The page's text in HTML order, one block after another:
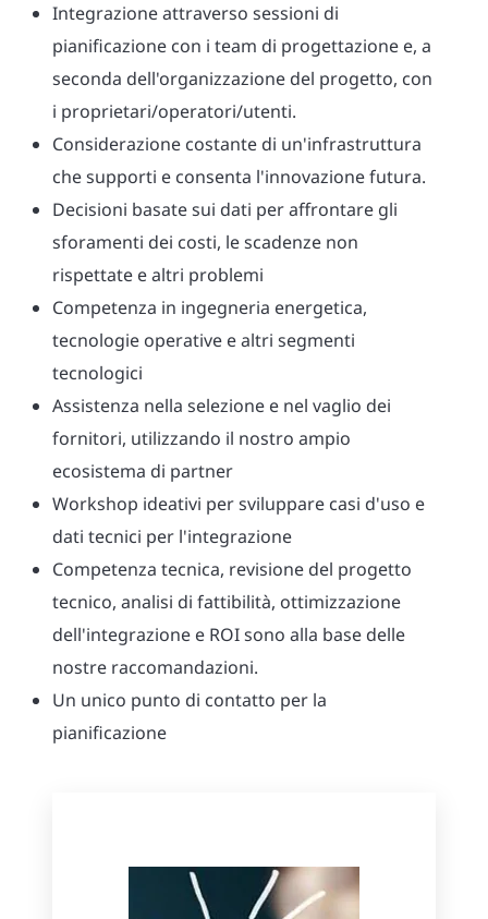
Integrazione attraverso sessioni di
pianificazione con i team di progettazione e, a
seconda dell'organizzazione del progetto, con
i proprietari/operatori/utenti.
Considerazione costante di un'infrastruttura
che supporti e consenta l'innovazione futura.
Decisioni basate sui dati per affrontare gli
sforamenti dei costi, le scadenze non
rispettate e altri problemi
Competenza in ingegneria energetica,
tecnologie operative e altri segmenti
tecnologici
Assistenza nella selezione e nel vaglio dei
fornitori, utilizzando il nostro ampio
ecosistema di partner
Workshop ideativi per sviluppare casi d'uso e
dati tecnici per l'integrazione
Competenza tecnica, revisione del progetto
tecnico, analisi di fattibilità, ottimizzazione
dell'integrazione e ROI sono alla base delle
nostre raccomandazioni.
Un unico punto di contatto per la
pianificazione